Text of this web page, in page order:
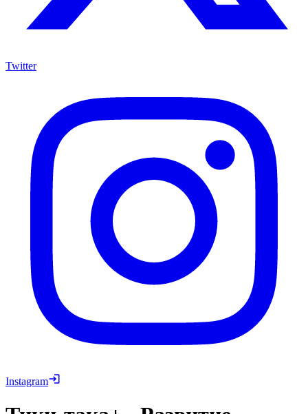
Twitter
Instagram